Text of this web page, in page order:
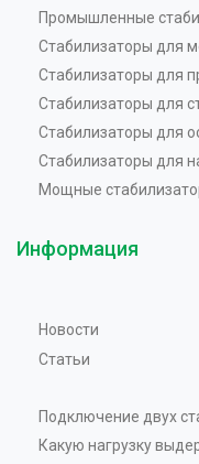
Промышленные
Стабилизаторы для
Стабилизаторы для
Стабилизаторы для
Стабилизаторы для
Стабилизаторы для
Мощные
Информация
Новости
Статьи
Подключение двух
Какую нагрузку